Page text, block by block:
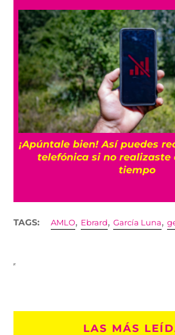
¡Apúntale bien! Así puedes
telefónica si no realizaste
tiempo
TAGS: AMLO, Ebrard,García Luna,
LAS MÁS